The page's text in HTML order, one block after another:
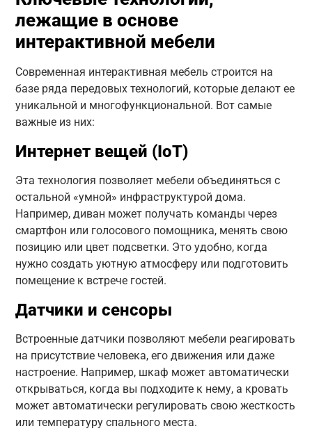
лежащие в основе
интерактивной мебели
Современная интерактивная мебель строится на
базе ряда передовых технологий, которые делают ее
уникальной и многофункциональной. Вот самые
важные из них:
Интернет вещей (IoT)
Эта технология позволяет мебели объединяться с
остальной «умной» инфраструктурой дома.
Например, диван может получать команды через
смартфон или голосового помощника, менять свою
позицию или цвет подсветки. Это удобно, когда
нужно создать уютную атмосферу или подготовить
помещение к встрече гостей.
Датчики и сенсоры
Встроенные датчики позволяют мебели реагировать
на присутствие человека, его движения или даже
настроение. Например, шкаф может автоматически
открываться, когда вы подходите к нему, а кровать
может автоматически регулировать свою жесткость
или температуру спального места.